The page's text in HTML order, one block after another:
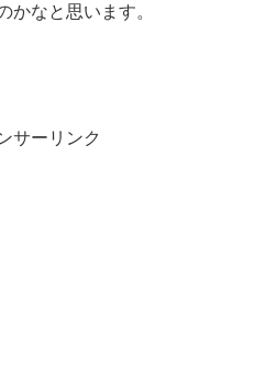
かなと思います。
サーリンク